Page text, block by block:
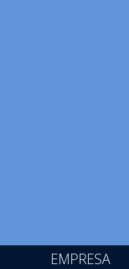
EMPRESA